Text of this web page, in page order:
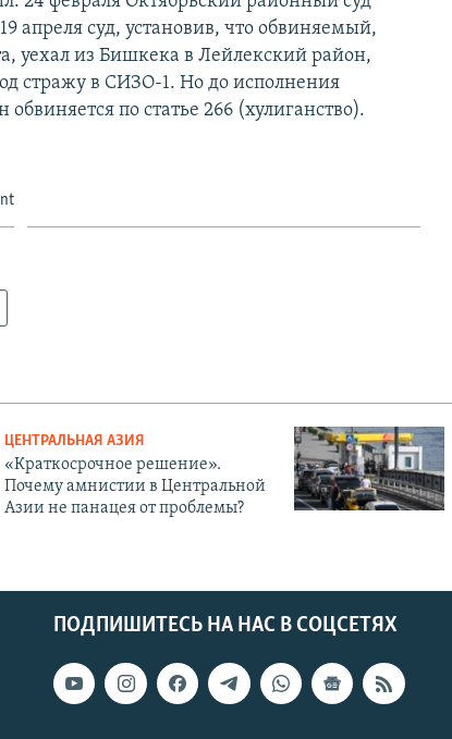
апреля суд, установив, что обвиняемый,
уехал из Бишкека в Лейлекский район,
стражу в СИЗО-1. Но до исполнения
по статье 266 (хулиганство).
ЦЕНТРАЛЬНАЯ АЗИЯ
«Краткосрочное решение».
Почему амнистии в Центральной
Азии не панацея от проблемы?
ПОДПИШИТЕСЬ НА НАС В СОЦСЕТЯХ